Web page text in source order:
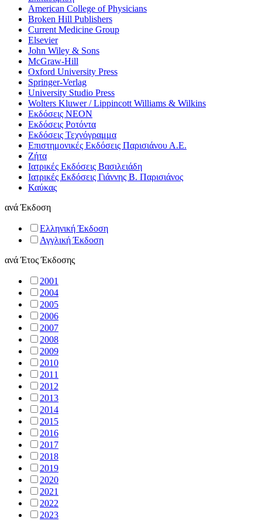
American College of Physicians
Broken Hill Publishers
Current Medicine Group
Elsevier
John Wiley & Sons
McGraw-Hill
Oxford University Press
Springer-Verlag
University Studio Press
Wolters Kluwer / Lippincott Williams & Wilkins
Εκδόσεις ΝΕΟΝ
Εκδόσεις Ροτόντα
Εκδόσεις Τεχνόγραμμα
Επιστημονικές Εκδόσεις Παρισιάνου Α.Ε.
Ζήτα
Ιατρικές Εκδόσεις Βασιλειάδη
Ιατρικές Εκδόσεις Γιάννης Β. Παρισιάνος
Καύκας
ανάΈκδοση
Ελληνική Έκδοση
Αγγλική Έκδοση
ανάΈτος Έκδοσης
2001
2004
2005
2006
2007
2008
2009
2010
2011
2012
2013
2014
2015
2016
2017
2018
2019
2020
2021
2022
2023